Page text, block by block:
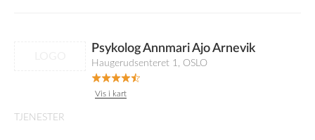
Psykolog Annmari Ajo Arnevik
Haugerudsenteret 1, OSLO
Vis i kart
TJENESTER